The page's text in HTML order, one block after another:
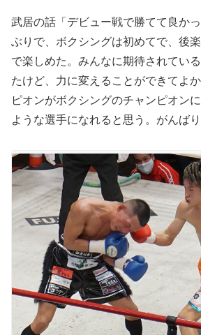
武居の話「デビュー戦で勝てて良か
ぶりで、ボクシングは初めてで、後
で楽しめた。みんなに期待されてい
たけど、力に変えることができてよ
ピオンがボクシングのチャンピオン
ような選手になれると思う。がんばり